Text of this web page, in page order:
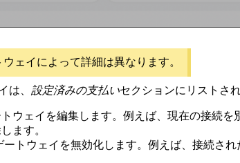
ェイによって詳細は異なります。
は、 設定済みの支払いセクションにリストさ
ウェイを編集します。例えば、現在の接続を
ます。
トウェイを無効化します。例えば、接続さ